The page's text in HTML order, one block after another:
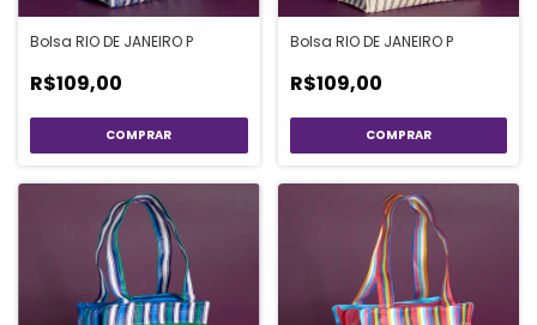
Bolsa RIO DE JANEIRO P
R$109,00
Bolsa RIO DE JANEIRO P
R$109,00